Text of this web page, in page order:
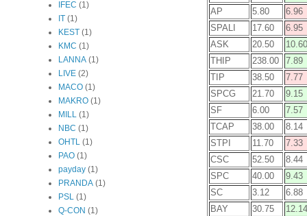
AP
5.80
6.96
SPALI
17.60
6.95
ASK
20.50
10.60
THIP
238.00
7.89
TIP
38.50
7.77
SPCG
21.70
9.15
SF
6.00
7.57
TCAP
38.00
8.14
STPI
11.70
7.33
CSC
52.50
8.44
SPC
40.00
9.43
SC
3.12
6.88
BAY
30.75
12.14
IFEC (1)
IT (1)
KEST (1)
KMC (1)
LANNA (1)
LIVE (2)
MACO (1)
MAKRO (1)
MILL (1)
NBC (1)
OHTL (1)
PAO (1)
payday (1)
PRANDA (1)
PSL (1)
Q-CON (1)